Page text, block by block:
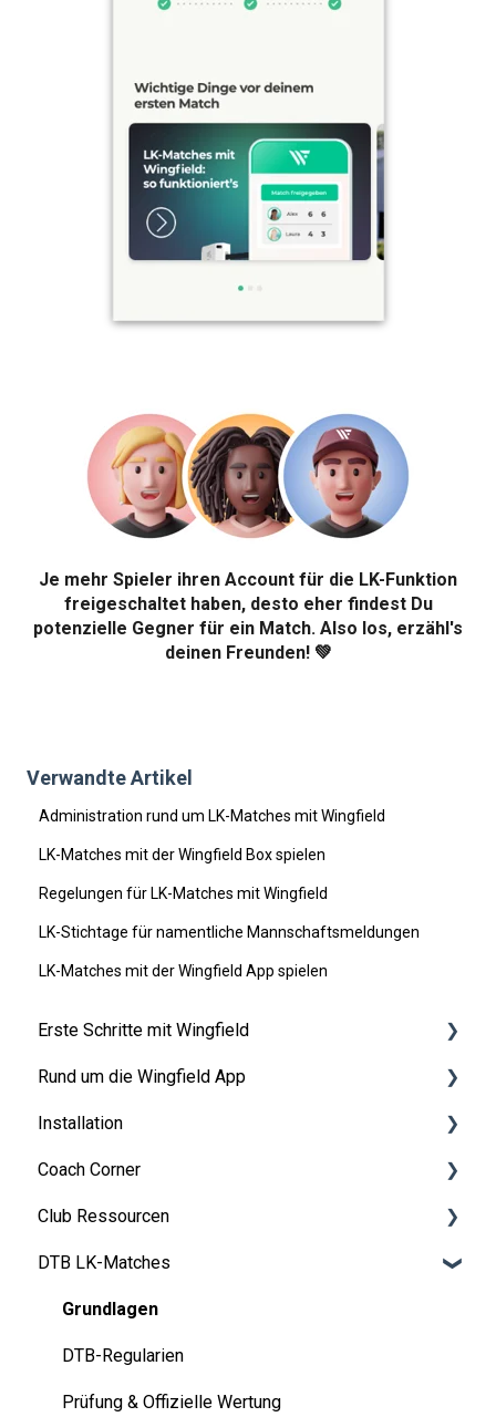
Je mehr Spieler ihren Account für die LK-Funktion
freigeschaltet haben, desto eher findest Du
potenzielle Gegner für ein Match. Also los, erzähl's
deinen Freunden! 💚
Verwandte Artikel
Administration rund um LK-Matches mit Wingfield
LK-Matches mit der Wingfield Box spielen
Regelungen für LK-Matches mit Wingfield
LK-Stichtage für namentliche Mannschaftsmeldungen
LK-Matches mit der Wingfield App spielen
Erste Schritte mit Wingfield
Vor deiner ersten Session
Auf dem Platz
Rund um die Wingfield App
👤 Account & Rollen
💬 App FAQ's
📲 Updates
Installation
Vorbereitungen
Aufbauanleitung Wingfield Box (Tennis)
Aufbauanleitung Wingfield Box (Pickleball)
Wartung & Upgrades
Troubleshooting
Schnellstart
Coach Corner
Tools für Coaches
Coaching mit Wingfield
Blueprints für Drills
Club Ressourcen
Finanzierung & Refinanzierung
Marketing
Admin Dashboard
Spielbetrieb
DTB LK-Matches
Grundlagen
DTB-Regularien
Prüfung & Offizielle Wertung